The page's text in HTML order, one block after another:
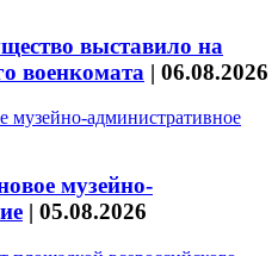
выставило на
военкомата | 06.08.2026
музейно-
| 05.08.2026